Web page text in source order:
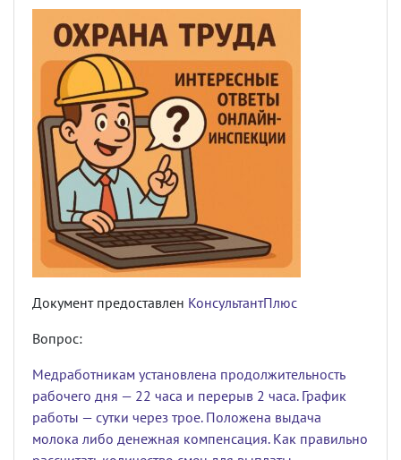
Документ предоставлен КонсультантПлюс
Вопрос:
Медработникам установлена продолжительность
рабочего дня — 22 часа и перерыв 2 часа. График
работы — сутки через трое. Положена выдача
молока либо денежная компенсация. Как правильно